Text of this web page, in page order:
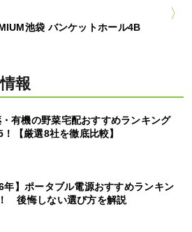
池袋 バンケットホール4B
報
有機の野菜宅配おすすめランキング
！【厳選8社を徹底比較】
年】ポータブル電源おすすめランキン
後悔しない選び方を解説